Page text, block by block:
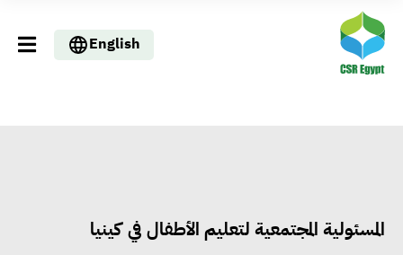
English
المسئولية المجتمعية لتعليم الأطفال في كينيا